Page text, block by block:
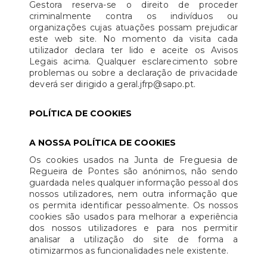
Gestora reserva-se o direito de proceder
criminalmente contra os indivíduos ou
organizações cujas atuações possam prejudicar
este web site. No momento da visita cada
utilizador declara ter lido e aceite os Avisos
Legais acima. Qualquer esclarecimento sobre
problemas ou sobre a declaração de privacidade
deverá ser dirigido a geral.jfrp@sapo.pt.
POLÍTICA DE COOKIES
A NOSSA POLÍTICA DE COOKIES
Os cookies usados na Junta de Freguesia de
Regueira de Pontes são anónimos, não sendo
guardada neles qualquer informação pessoal dos
nossos utilizadores, nem outra informação que
os permita identificar pessoalmente. Os nossos
cookies são usados para melhorar a experiência
dos nossos utilizadores e para nos permitir
analisar a utilização do site de forma a
otimizarmos as funcionalidades nele existente.